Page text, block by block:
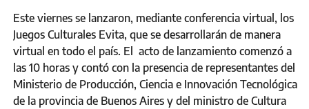
Este viernes se lanzaron, mediante conferencia virtual, los
Juegos Culturales Evita, que se desarrollarán de manera
virtual en todo el país. El acto de lanzamiento comenzó a
las 10 horas y contó con la presencia de representantes del
Ministerio de Producción, Ciencia e Innovación Tecnológica
de la provincia de Buenos Aires y del ministro de Cultura